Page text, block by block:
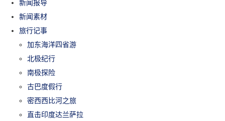
新闻报导
新闻素材
旅行记事
加东海洋四省游
北极纪行
南极探险
古巴度假行
密西西比河之旅
直击印度达兰萨拉